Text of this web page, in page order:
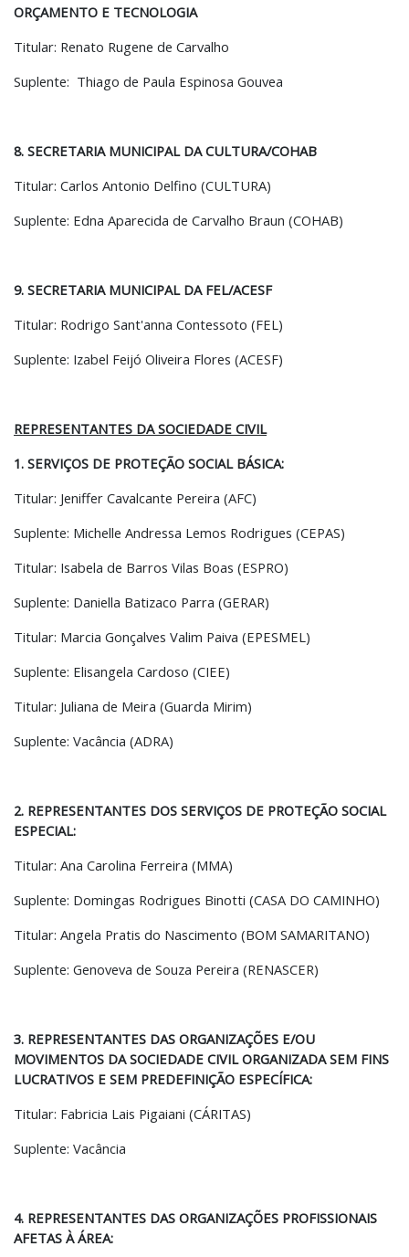
ORÇAMENTO E TECNOLOGIA
Titular: Renato Rugene de Carvalho
Suplente: Thiago de Paula Espinosa Gouvea
8. SECRETARIA MUNICIPAL DA CULTURA/COHAB
Titular: Carlos Antonio Delfino (CULTURA)
Suplente: Edna Aparecida de Carvalho Braun (COHAB)
9. SECRETARIA MUNICIPAL DA FEL/ACESF
Titular: Rodrigo Sant'anna Contessoto (FEL)
Suplente: Izabel Feijó Oliveira Flores (ACESF)
REPRESENTANTES DA SOCIEDADE CIVIL
1. SERVIÇOS DE PROTEÇÃO SOCIAL BÁSICA:
Titular: Jeniffer Cavalcante Pereira (AFC)
Suplente: Michelle Andressa Lemos Rodrigues (CEPAS)
Titular: Isabela de Barros Vilas Boas (ESPRO)
Suplente: Daniella Batizaco Parra (GERAR)
Titular: Marcia Gonçalves Valim Paiva (EPESMEL)
Suplente: Elisangela Cardoso (CIEE)
Titular: Juliana de Meira (Guarda Mirim)
Suplente: Vacância (ADRA)
2. REPRESENTANTES DOS SERVIÇOS DE PROTEÇÃO SOCIAL
ESPECIAL:
Titular: Ana Carolina Ferreira (MMA)
Suplente: Domingas Rodrigues Binotti (CASA DO CAMINHO)
Titular: Angela Pratis do Nascimento (BOM SAMARITANO)
Suplente: Genoveva de Souza Pereira (RENASCER)
3. REPRESENTANTES DAS ORGANIZAÇÕES E/OU
MOVIMENTOS DA SOCIEDADE CIVIL ORGANIZADA SEM FINS
LUCRATIVOS E SEM PREDEFINIÇÃO ESPECÍFICA:
Titular: Fabricia Lais Pigaiani (CÁRITAS)
Suplente: Vacância
4. REPRESENTANTES DAS ORGANIZAÇÕES PROFISSIONAIS
AFETAS À ÁREA: